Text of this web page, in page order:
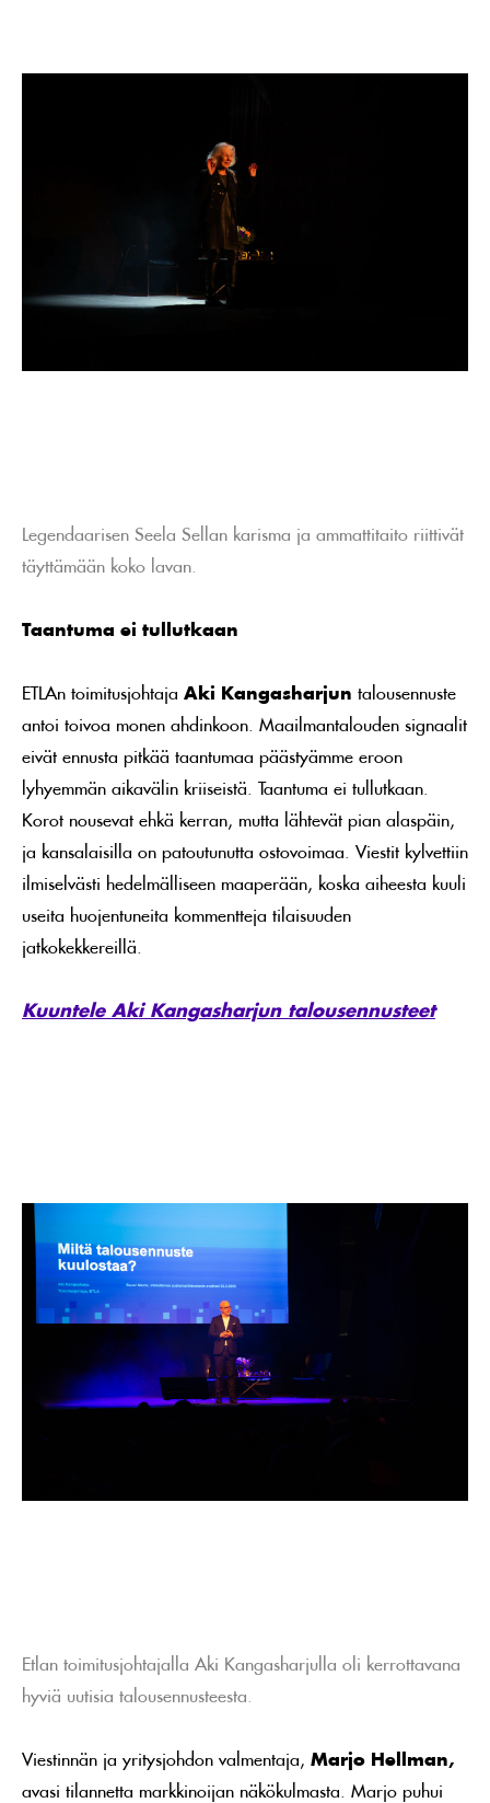
Legendaarisen Seela Sellan karisma ja ammattitaito riittivät
täyttämään koko lavan.
Taantuma ei tullutkaan
ETLAn toimitusjohtaja Aki Kangasharjun talousennuste
antoi toivoa monen ahdinkoon. Maailmantalouden signaalit
eivät ennusta pitkää taantumaa päästyämme eroon
lyhyemmän aikavälin kriiseistä. Taantuma ei tullutkaan.
Korot nousevat ehkä kerran, mutta lähtevät pian alaspäin,
ja kansalaisilla on patoutunutta ostovoimaa. Viestit kylvettiin
ilmiselvästi hedelmälliseen maaperään, koska aiheesta kuuli
useita huojentuneita kommentteja tilaisuuden
jatkokekkereillä.
Kuuntele Aki Kangasharjun talousennusteet
Etlan toimitusjohtajalla Aki Kangasharjulla oli kerrottavana
hyviä uutisia talousennusteesta.
Viestinnän ja yritysjohdon valmentaja, Marjo Hellman,
avasi tilannetta markkinoijan näkökulmasta. Marjo puhui